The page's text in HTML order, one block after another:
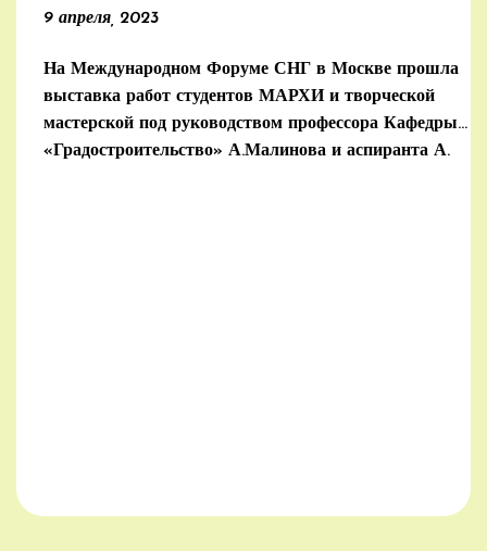
9 апреля, 2023
На Международном Форуме СНГ в Москве прошла
выставка работ студентов МАРХИ и творческой
мастерской под руководством профессора Кафедры
«Градостроительство» А.Малинова и аспиранта А.